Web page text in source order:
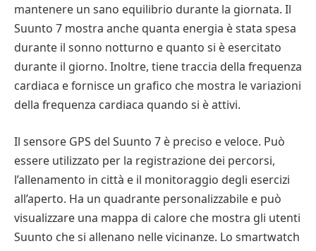
mantenere un sano equilibrio durante la giornata. Il
Suunto 7 mostra anche quanta energia è stata spesa
durante il sonno notturno e quanto si è esercitato
durante il giorno. Inoltre, tiene traccia della frequenza
cardiaca e fornisce un grafico che mostra le variazioni
della frequenza cardiaca quando si è attivi.
Il sensore GPS del Suunto 7 è preciso e veloce. Può
essere utilizzato per la registrazione dei percorsi,
l’allenamento in città e il monitoraggio degli esercizi
all’aperto. Ha un quadrante personalizzabile e può
visualizzare una mappa di calore che mostra gli utenti
Suunto che si allenano nelle vicinanze. Lo smartwatch